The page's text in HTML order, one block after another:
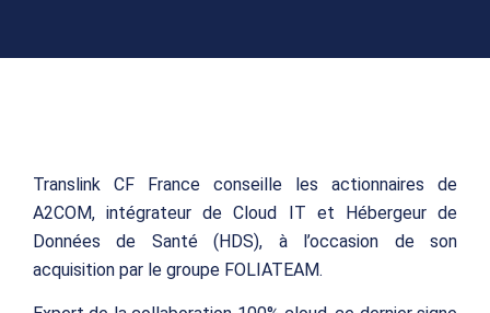
Translink CF France conseille les actionnaires de
A2COM, intégrateur de Cloud IT et Hébergeur de
Données de Santé (HDS), à l’occasion de son
acquisition par le groupe FOLIATEAM.